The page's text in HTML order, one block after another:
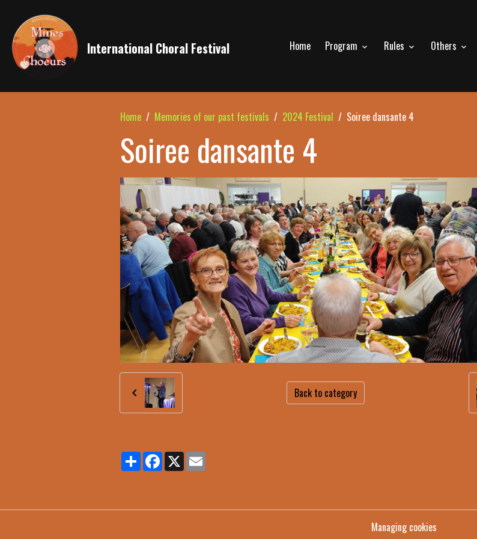
International Choral Festival Home Program Rules Others
Home Memories of our past festivals 2024 Festival Soiree dansante 4
Soiree dansante 4
Back to category
PartagerFacebook
X
Managing cookies